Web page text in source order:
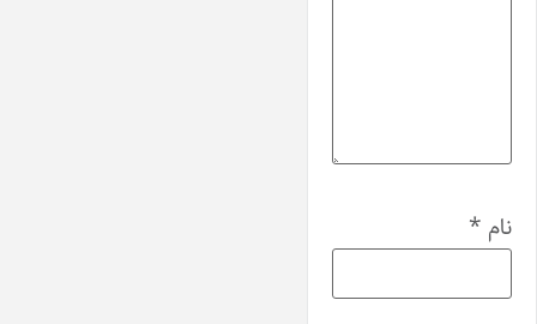
نام *